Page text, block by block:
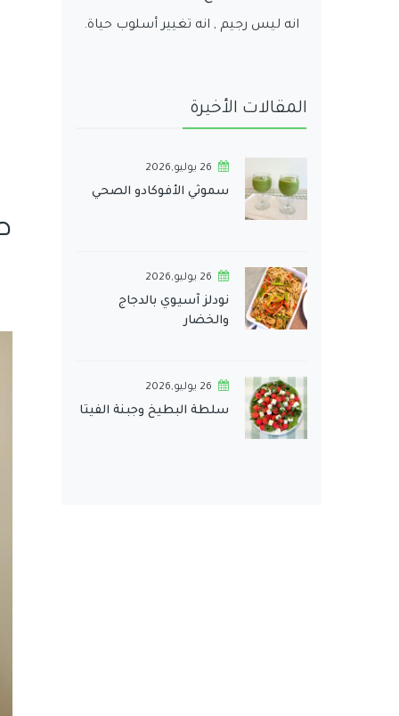
انه ليس رجيم , انه تغيير أسلوب حياة.
المقالات الأخيرة
26 يوليو,2026
سموثي الأفوكادو الصحي
26 يوليو,2026
نودلز آسيوي بالدجاج
والخضار
26 يوليو,2026
سلطة البطيخ وجبنة الفيتا